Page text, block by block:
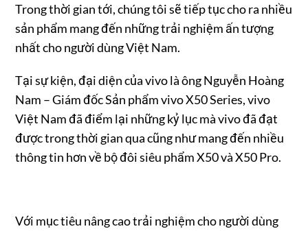
Trong thời gian tới, chúng tôi sẽ tiếp tục cho ra nhiều
sản phẩm mang đến những trải nghiệm ấn tượng
nhất cho người dùng Việt Nam.
Tại sự kiện, đại diện của vivo là ông Nguyễn Hoàng
Nam – Giám đốc Sản phẩm vivo X50 Series, vivo
Việt Nam đã điểm lại những kỷ lục mà vivo đã đạt
được trong thời gian qua cũng như mang đến nhiều
thông tin hơn về bộ đôi siêu phẩm X50 và X50 Pro.
Với mục tiêu nâng cao trải nghiệm cho người dùng